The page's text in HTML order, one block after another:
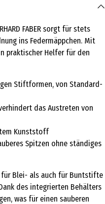
FABER sorgt für stets
ins Federmäppchen. Mit
praktischer Helfer für den
Stiftformen, von Standard-
das Austreten von
Kunststoff
Spitzen ohne ständiges
Blei- als auch für Buntstifte
des integrierten Behälters
was für einen sauberen